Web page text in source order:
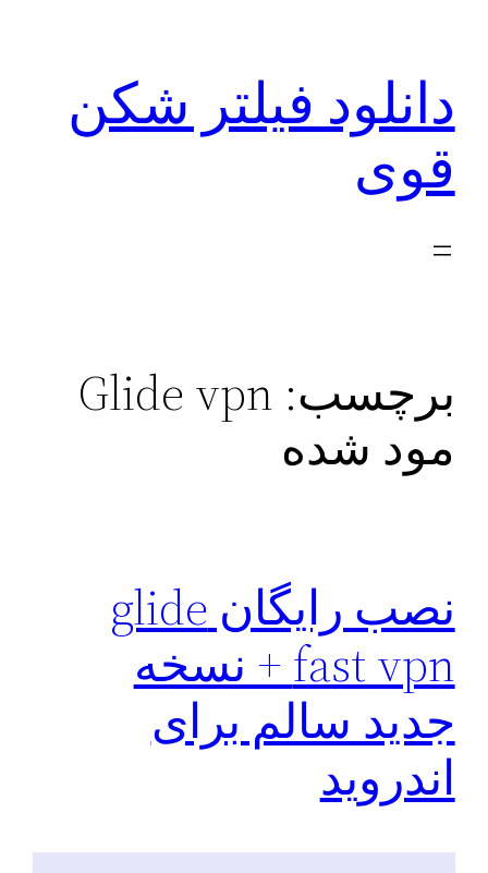
دانلود فیلتر شکن
قوی
برچسب: Glide vpn
مود شده
نصب رایگان glide
fast vpn + نسخه
جدید سالم برای
اندروید